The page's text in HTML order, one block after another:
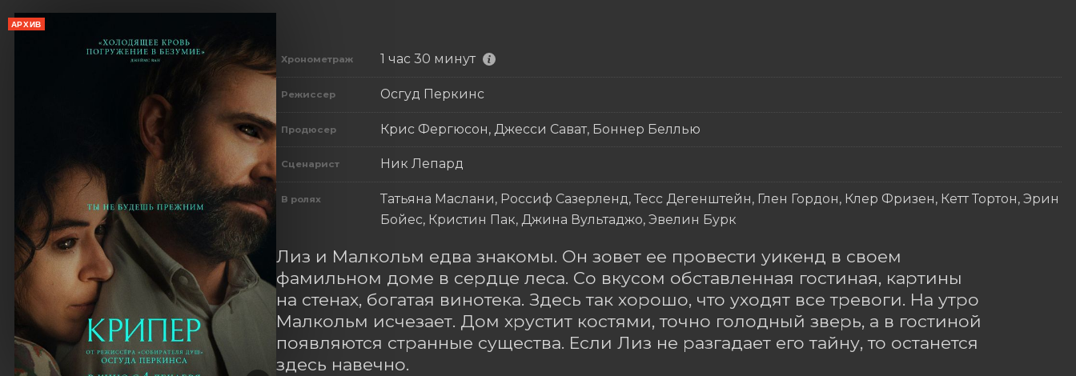
АРХИВ
Хронометраж 1 час 30 минут
Режиссер Осгуд Перкинс
Продюсер Крис Фергюсон, Джесси Сават, Боннер Беллью
Сценарист Ник Лепард
В ролях
Татьяна Маслани, Россиф Сазерленд, Тесс Дегенштейн, Глен Гордон, Клер Фризен, Кетт Тортон, Эрин
Бойес, Кристин Пак, Джина Вультаджо, Эвелин Бурк
Лиз и Малкольм едва знакомы. Он зовет ее провести уикенд в своем
фамильном доме в сердце леса. Со вкусом обставленная гостиная, картины
на стенах, богатая винотека. Здесь так хорошо, что уходят все тревоги. На утро
Малкольм исчезает. Дом хрустит костями, точно голодный зверь, а в гостиной
появляются странные существа. Если Лиз не разгадает его тайну, то останется
здесь навечно.